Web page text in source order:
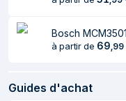
Matériel du bol
Bosch
à partir de 69,99
Guides d'achat